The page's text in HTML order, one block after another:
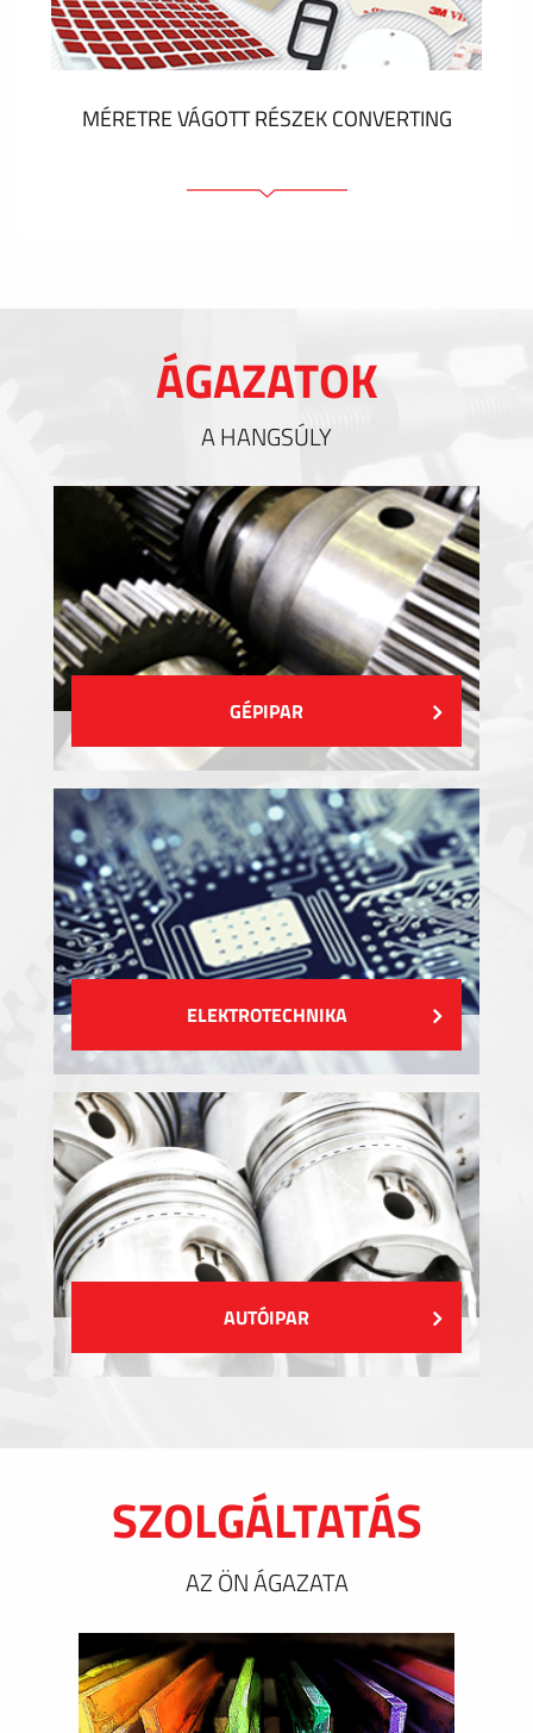
MUTASS TÖBBET
MÉRETRE VÁGOTT RÉSZEK CONVERTING
Kitöltések és hőkezelés
Szigetelés
MUTASS TÖBBET
ÁGAZATOK
A HANGSÚLY
GÉPIPAR
ELEKTROTECHNIKA
AUTÓIPAR
SZOLGÁLTATÁS
AZ ÖN ÁGAZATA